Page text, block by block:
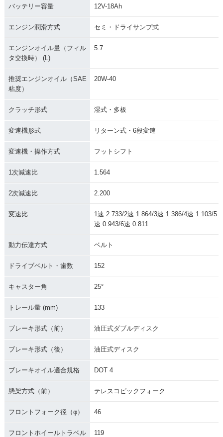
バッテリー容量 12V-18Ah
エンジン潤滑方式 セミ・ドライサンプ式
エンジンオイル量（フィル
タ交換時） (L)
5.7
推奨エンジンオイル（SAE
粘度）
20W-40
クラッチ形式 湿式・多板
変速機形式 リターン式・6段変速
変速機・操作方式 フットシフト
1次減速比 1.564
2次減速比 2.200
変速比
1速 2.733/2速 1.864/3速 1.386/4速 1.103/5
速 0.943/6速 0.811
動力伝達方式 ベルト
ドライブベルト・歯数 152
キャスター角 25°
トレール量 (mm) 133
ブレーキ形式（前） 油圧式ダブルディスク
ブレーキ形式（後） 油圧式ディスク
ブレーキオイル適合規格 DOT 4
懸架方式（前） テレスコピックフォーク
フロントフォーク径（φ） 46
フロントホイールトラベル
119